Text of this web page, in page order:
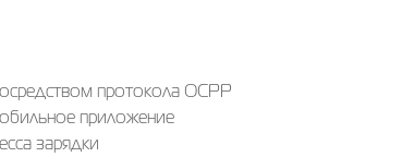
протокола OCPP
приложение
зарядки